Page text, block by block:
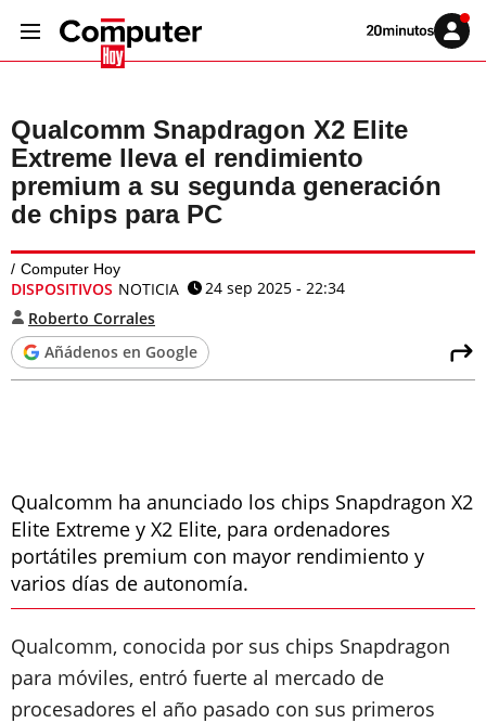
Volver
Iniciar
sesión
Qualcomm Snapdragon X2 Elite
Extreme lleva el rendimiento
premium a su segunda generación
de chips para PC
Computer Hoy
DISPOSITIVOS NOTICIA
24 sep 2025 - 22:34
Roberto Corrales
Añádenos en Google
Qualcomm ha anunciado los chips Snapdragon X2
Elite Extreme y X2 Elite, para ordenadores
portátiles premium con mayor rendimiento y
varios días de autonomía.
Qualcomm, conocida por sus chips Snapdragon
para móviles, entró fuerte al mercado de
procesadores el año pasado con sus primeros